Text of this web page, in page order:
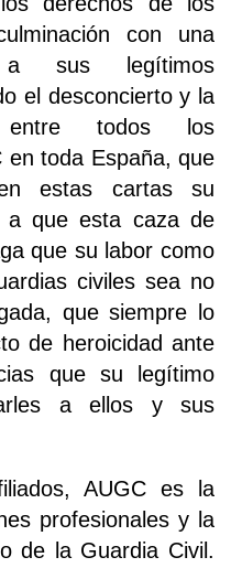
con una
a sus legítimos
el desconcierto y la
entre todos los
en toda España, que
estas cartas su
a que esta caza de
que su labor como
civiles sea no
que siempre lo
de heroicidad ante
que su legítimo
a ellos y sus
AUGC es la
profesionales y la
de la Guardia Civil.